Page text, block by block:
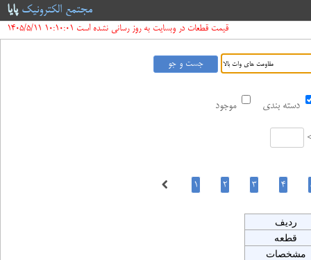
مجتمع الکترونیکپایا
قیمت قطعات در وبسایت به روز رسانی نشده است 10:10:01 1405/5/11
موجود دسته بندی
ردیف
قطعه
مشخصات